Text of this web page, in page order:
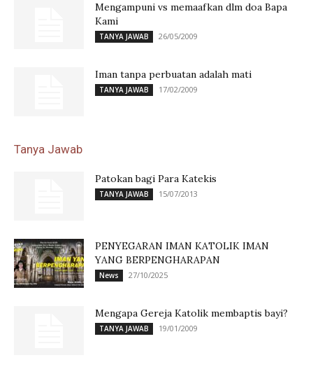
Mengampuni vs memaafkan dlm doa Bapa
Kami
TANYA JAWAB 26/05/2009
Iman tanpa perbuatan adalah mati
TANYA JAWAB 17/02/2009
Tanya Jawab
Patokan bagi Para Katekis
TANYA JAWAB 15/07/2013
PENYEGARAN IMAN KATOLIK IMAN
YANG BERPENGHARAPAN
News 27/10/2025
Mengapa Gereja Katolik membaptis bayi?
TANYA JAWAB 19/01/2009